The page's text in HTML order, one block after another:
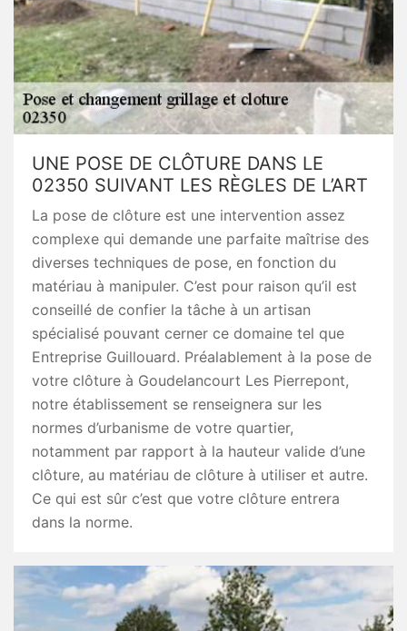
UNE POSE DE CLÔTURE DANS LE
02350 SUIVANT LES RÈGLES DE L’ART
La pose de clôture est une intervention assez
complexe qui demande une parfaite maîtrise des
diverses techniques de pose, en fonction du
matériau à manipuler. C’est pour raison qu’il est
conseillé de confier la tâche à un artisan
spécialisé pouvant cerner ce domaine tel que
Entreprise Guillouard. Préalablement à la pose de
votre clôture à Goudelancourt Les Pierrepont,
notre établissement se renseignera sur les
normes d’urbanisme de votre quartier,
notamment par rapport à la hauteur valide d’une
clôture, au matériau de clôture à utiliser et autre.
Ce qui est sûr c’est que votre clôture entrera
dans la norme.